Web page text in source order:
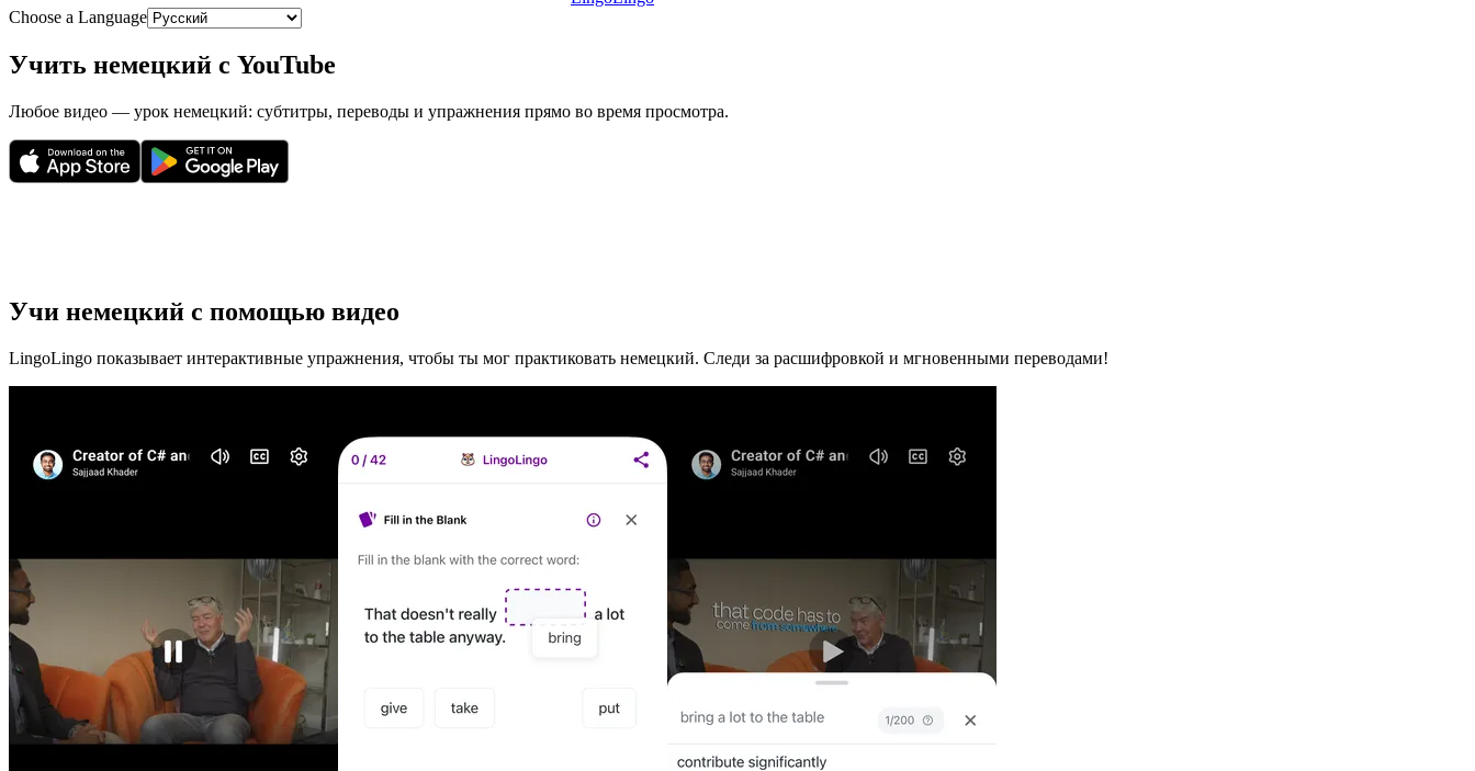
Choose a Language
Учить немецкий с YouTube
Любое видео — урок немецкий: субтитры, переводы и упражнения прямо во время просмотра.
Учи немецкий с помощью видео
LingoLingo показывает интерактивные упражнения, чтобы ты мог практиковать немецкий. Следи за расшифровкой и мгновенными переводами!